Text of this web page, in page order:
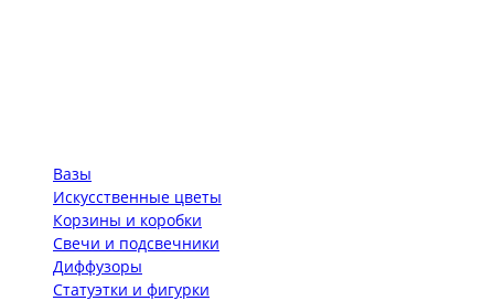
Вазы
Искусственные цветы
Корзины и коробки
Свечи и подсвечники
Диффузоры
Статуэтки и фигурки